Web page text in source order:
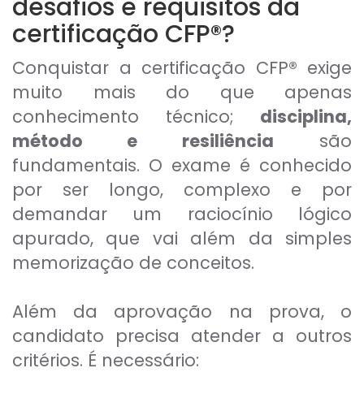
desafios e requisitos da
certificação CFP®?
Conquistar a certificação CFP® exige
muito mais do que apenas
conhecimento técnico; disciplina,
método e resiliência são
fundamentais. O exame é conhecido
por ser longo, complexo e por
demandar um raciocínio lógico
apurado, que vai além da simples
memorização de conceitos.
Além da aprovação na prova, o
candidato precisa atender a outros
critérios. É necessário: